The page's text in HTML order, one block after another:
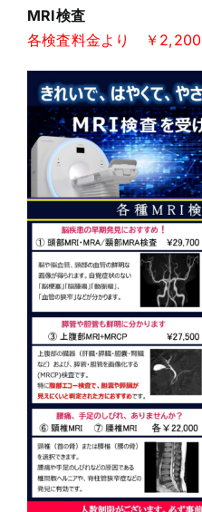
MRI検査
各検査料金より ￥